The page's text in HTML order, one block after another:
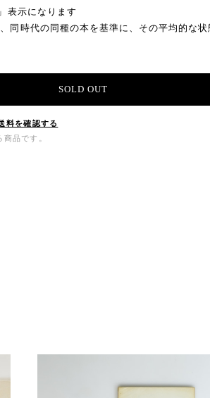
表示になります
同時代の同種の本を基準に、その平均的な状
SOLD OUT
料を確認する
品です。